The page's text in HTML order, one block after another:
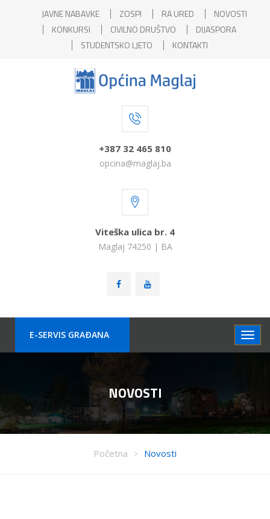
JAVNE NABAVKE ZOSPI RA URED
NOVOSTI
KONKURSI
CIVILNO DRUŠTVO
DIJASPORA
STUDENTSKO LJETO
KONTAKTI
+387 32 465 810
opcina@maglaj.ba
Viteška ulica br. 4
Maglaj 74250 | BA
E-SERVIS GRAÐANA
NOVOSTI
Početna Novosti